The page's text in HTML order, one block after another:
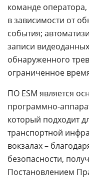
команде
в зависимости от
события;
записи
обнаруженного
ограниченное
ПО ESM является
программно-
который подходит
транспортной
вокзалах –
безопасности,
Постановлением